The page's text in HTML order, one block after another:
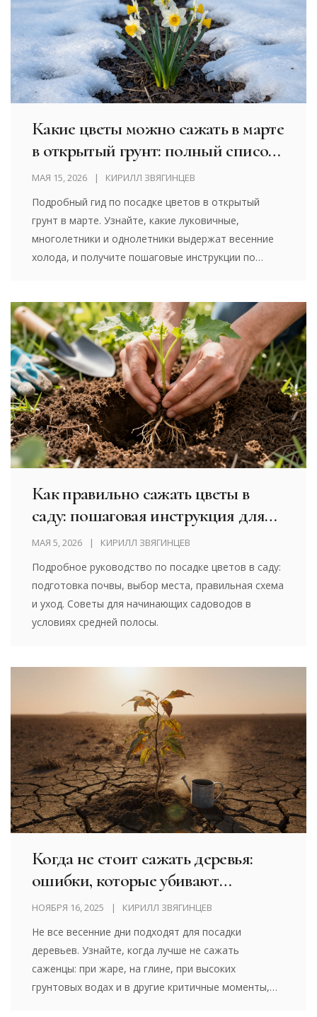
Какие цветы можно сажать в марте
в открытый грунт: полный список
и правила для средней полосы
МАЯ 15, 2026 КИРИЛЛ ЗВЯГИНЦЕВ
Подробный гид по посадке цветов в открытый
грунт в марте. Узнайте, какие луковичные,
многолетники и однолетники выдержат весенние
холода, и получите пошаговые инструкции по
Как правильно сажать цветы в
саду: пошаговая инструкция для
пышного цветения
МАЯ 5, 2026 КИРИЛЛ ЗВЯГИНЦЕВ
Подробное руководство по посадке цветов в саду:
подготовка почвы, выбор места, правильная схема
и уход. Советы для начинающих садоводов в
условиях средней полосы.
Когда не стоит сажать деревья:
ошибки, которые убивают
саженцы
НОЯБРЯ 16, 2025 КИРИЛЛ ЗВЯГИНЦЕВ
Не все весенние дни подходят для посадки
деревьев. Узнайте, когда лучше не сажать
саженцы: при жаре, на глине, при высоких
грунтовых водах и в другие критичные моменты,